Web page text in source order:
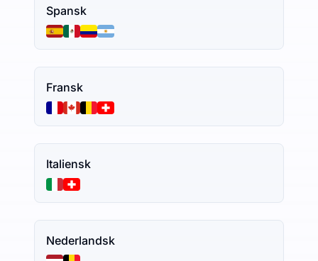
Spansk
Fransk
Italiensk
Nederlandsk